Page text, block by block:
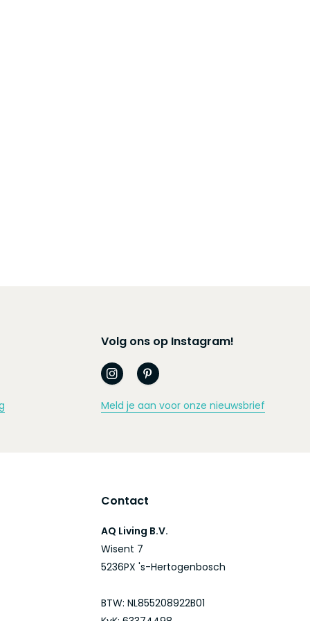
Volg ons op Instagram!
Meld je aan voor onze nieuwsbrief
Contact
AQ Living B.V.
Wisent 7
5236PX 's-Hertogenbosch
BTW: NL855208922B01